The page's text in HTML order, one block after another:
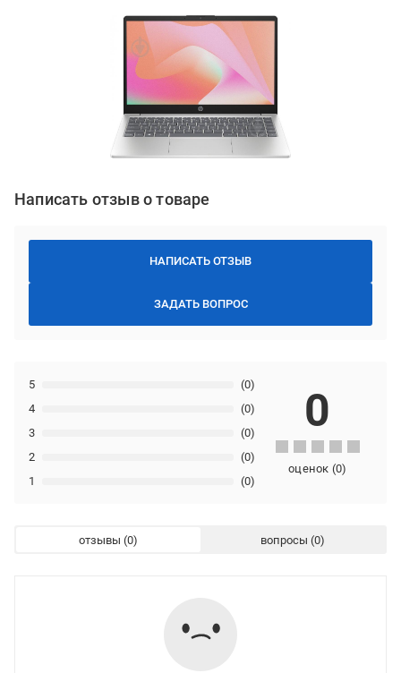
Написать отзыв о товаре
НАПИСАТЬ ОТЗЫВ
ЗАДАТЬ ВОПРОС
1 (0)
2 (0)
3 (0)
4 (0)
5 (0)
0
оценок (0)
отзывы вопросы